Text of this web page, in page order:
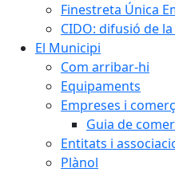
Finestreta Única
CIDO: difusió de
El Municipi
Com arribar-hi
Equipaments
Empreses i
Guia de
Entitats i
Plànol